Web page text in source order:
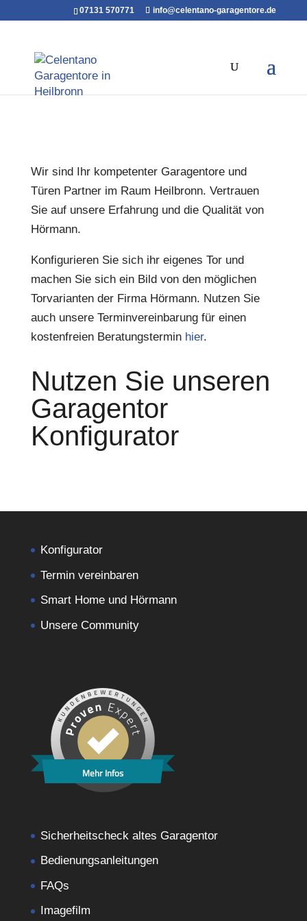
07131 570771 info@celentano-garagentore.de
Wir sind Ihr kompetenter Garagentore und
Türen Partner im Raum Heilbronn. Vertrauen
Sie auf unsere Erfahrung und die Qualität von
Hörmann.
Konfigurieren Sie sich ihr eigenes Tor und
machen Sie sich ein Bild von den möglichen
Torvarianten der Firma Hörmann. Nutzen Sie
auch unsere Terminvereinbarung für einen
kostenfreien Beratungstermin hier.
Nutzen Sie unseren
Garagentor
Konfigurator
Konfigurator
Termin vereinbaren
Smart Home und Hörmann
Unsere Community
Mehr Infos
Sicherheitscheck altes Garagentor
Bedienungsanleitungen
FAQs
Imagefilm